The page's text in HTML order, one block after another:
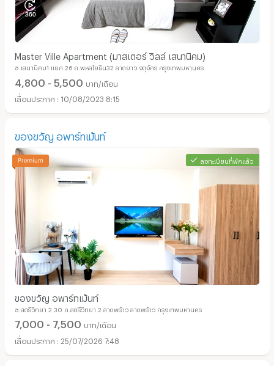
Master Ville Apartment (มาสเตอร์ วิลล์ เสนานิคม)
ซ.เสนานิคม1 แยก 26 ถ.พหลโยธิน32 ลาดยาว จตุจักร กรุงเทพมหานคร
4,800 - 5,500 บาท/เดือน
10/08/2023 8:15
ของขวัญ อพาร์ทเม้นท์
ลงทะเบียนที่พักแล้ว
ของขวัญ อพาร์ทเม้นท์
ซ.สตรีวิทยา 2 30 ถ.สตรีวิทยา 2 ลาดพร้าว ลาดพร้าว กรุงเทพมหานคร
7,000 - 7,500 บาท/เดือน
25/07/2026 7:48